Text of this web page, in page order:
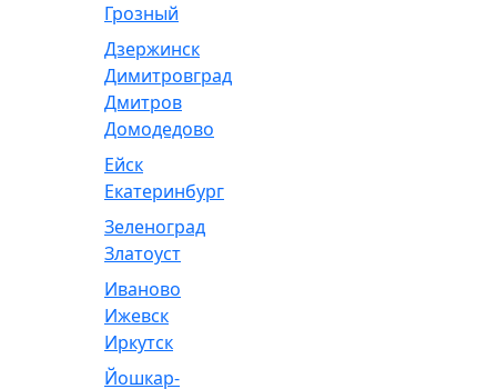
Грозный
Дзержинск
Димитровград
Дмитров
Домодедово
Ейск
Екатеринбург
Зеленоград
Златоуст
Иваново
Ижевск
Иркутск
Йошкар-